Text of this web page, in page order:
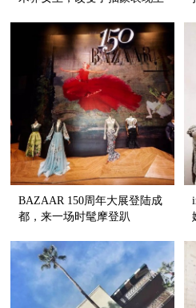
BAZAAR 150周年大展登陆成
都，来一场时髦摩登趴